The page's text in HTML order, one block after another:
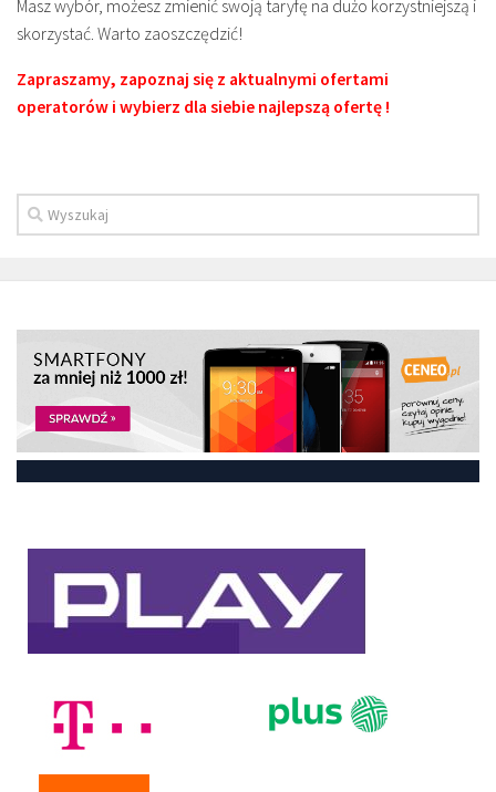
Masz wybór, możesz zmienić swoją taryfę na dużo korzystniejszą i
skorzystać. Warto zaoszczędzić!
Zapraszamy, zapoznaj się z aktualnymi ofertami
operatorów i wybierz dla siebie najlepszą ofertę !